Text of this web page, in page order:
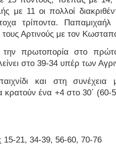
με 11 οι πολλοί
τρίποντα.
τους Αρτινούς με τον
την πρωτοπορία στο
στο 39-34 υπέρ των
και στη
ένα +4 στο 30΄ (60-
15-21, 34-39, 56-60, 70-76